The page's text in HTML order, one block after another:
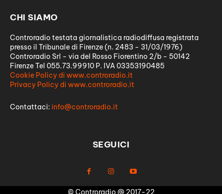
CHI SIAMO
Controradio testata giornalistica radiodiffusa registrata
presso il Tribunale di Firenze (n. 2483 - 31/03/1976)
Controradio Srl - via del Rosso Fiorentino 2/b - 50142
Firenze Tel 055.73.99910 P. IVA 03353190485
Cookie Policy di www.controradio.it
Privacy Policy di www.controradio.it
Contattaci: info@controradio.it
SEGUICI
© Controradio @ 2017-22